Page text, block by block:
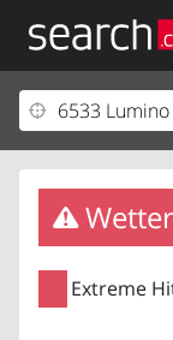
Extreme
Ihr Eintrag
Kundencenter
Impressum